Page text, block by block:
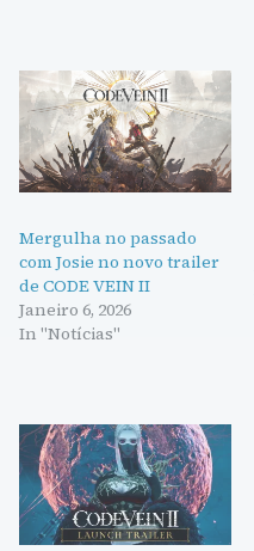
Mergulha no passado
com Josie no novo trailer
de CODE VEIN II
Janeiro 6, 2026
In "Notícias"